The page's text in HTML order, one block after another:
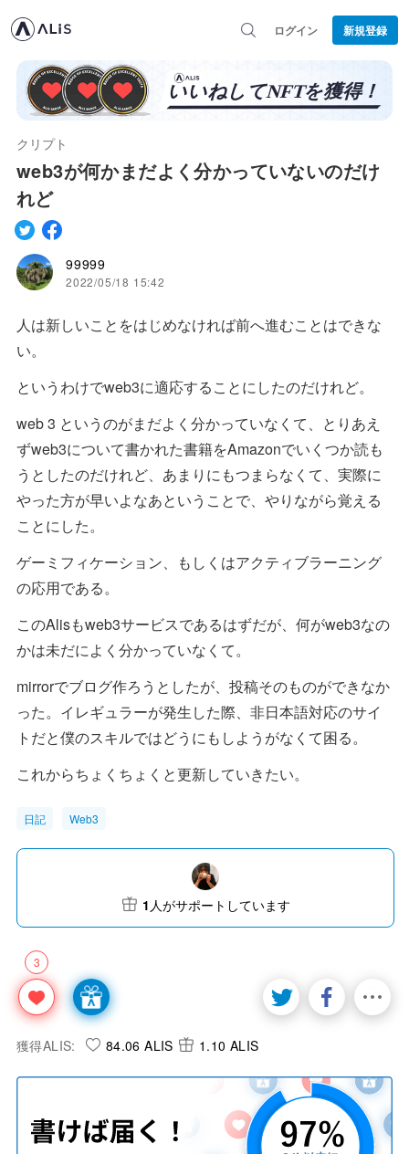
ログイン 新規登録
クリプト
web3が何かまだよく分かっていないのだけ
れど
99999
2022/05/18 15:42
人は新しいことをはじめなければ前へ進むことはできな
い。
というわけでweb3に適応することにしたのだけれど。
web 3 というのがまだよく分かっていなくて、とりあえ
ずweb3について書かれた書籍をAmazonでいくつか読も
うとしたのだけれど、あまりにもつまらなくて、実際に
やった方が早いよなあということで、やりながら覚える
ことにした。
ゲーミフィケーション、もしくはアクティブラーニング
の応用である。
このAlisもweb3サービスであるはずだが、何がweb3なの
かは未だによく分かっていなくて。
mirrorでブログ作ろうとしたが、投稿そのものができなか
った。イレギュラーが発生した際、非日本語対応のサイ
トだと僕のスキルではどうにもしようがなくて困る。
これからちょくちょくと更新していきたい。
日記 Web3
3
1 人がサポートしています
獲得ALIS: 84.06 ALIS 1.10 ALIS